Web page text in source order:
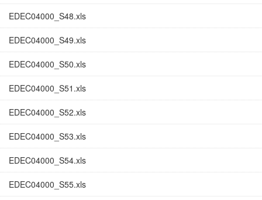
EDEC04000_S48.xls
EDEC04000_S49.xls
EDEC04000_S50.xls
EDEC04000_S51.xls
EDEC04000_S52.xls
EDEC04000_S53.xls
EDEC04000_S54.xls
EDEC04000_S55.xls